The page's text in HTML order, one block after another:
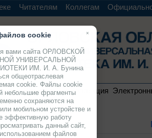
Читателям Коллегам
Электронная коллекция
×
cookie
вами сайта ОРЛОВСКОЙ
УНИВЕРСАЛЬНОЙ
ИМ. И. А. Бунина
общеотраслевая
cookie. Файлы cookie
небольшие фрагменты
сохраняются на
мобильном устройстве и
эффективную работу
данный сайт,
файлов